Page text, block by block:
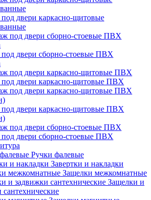
двери каркасно-щитовые
двери сборно-стоевые ПВХ
двери каркасно-щитовые ПВХ
двери каркасно-щитовые ПВХ
двери сборно-стоевые ПВХ
Ручки фалевые
Завертки и накладки
Защелки межкомнатные
Защелки и
сантехнические